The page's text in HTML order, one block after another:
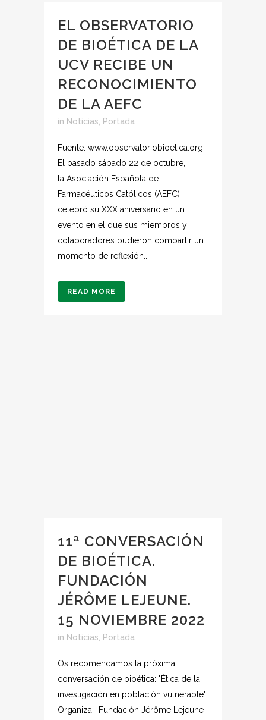
EL OBSERVATORIO
DE BIOÉTICA DE LA
UCV RECIBE UN
RECONOCIMIENTO
DE LA AEFC
in Noticias Portada
Fuente: www.observatoriobioetica.org
El pasado sábado 22 de octubre,
la Asociación Española de
Farmacéuticos Católicos (AEFC)
celebró su XXX aniversario en un
evento en el que sus miembros y
colaboradores pudieron compartir un
momento de reflexión...
READ MORE
11ª CONVERSACIÓN
DE BIOÉTICA.
FUNDACIÓN
JÉRÔME LEJEUNE.
15 NOVIEMBRE 2022
in Noticias Portada
Os recomendamos la próxima
conversación de bioética: "Ética de la
investigación en población vulnerable".
Organiza: Fundación Jérôme Lejeune